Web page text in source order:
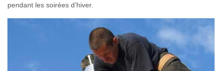
pendant les soirées d’hiver.